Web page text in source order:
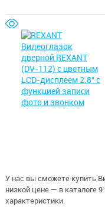
У нас вы сможете купить
низкой цене — в каталоге
характеристики.